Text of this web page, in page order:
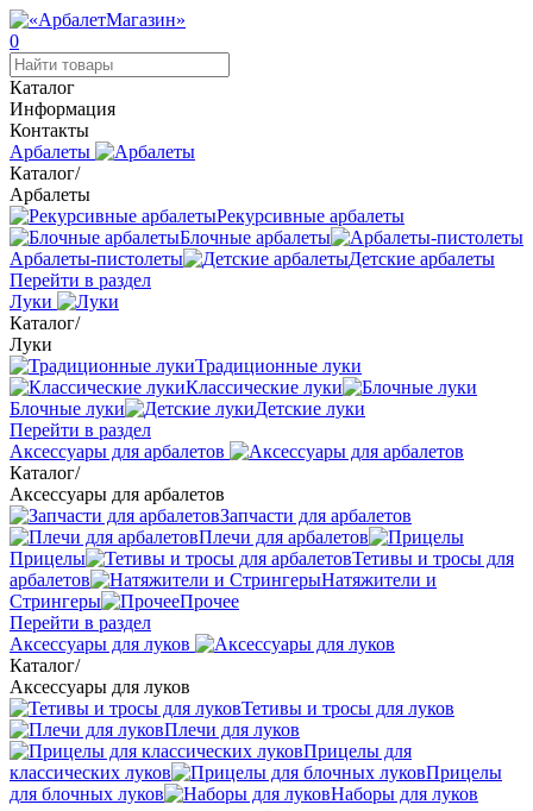
0
Каталог
Информация
Контакты
Арбалеты
Каталог/
Арбалеты
Рекурсивные арбалеты
Блочные арбалеты
Арбалеты-пистолеты
Детские арбалеты
Перейти в раздел
Луки
Каталог/
Луки
Традиционные луки
Классические луки
Блочные луки
Детские луки
Перейти в раздел
Аксессуары для арбалетов
Каталог/
Аксессуары для арбалетов
Запчасти для арбалетов
Плечи для арбалетов
Прицелы
Тетивы и тросы для
арбалетов
Натяжители и
Стрингеры
Прочее
Перейти в раздел
Аксессуары для луков
Каталог/
Аксессуары для луков
Тетивы и тросы для луков
Плечи для луков
Прицелы для
классических луков
Прицелы
для блочных луков
Наборы для луков